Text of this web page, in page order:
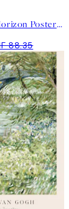
Figures on the Horizon Postersets
88.35